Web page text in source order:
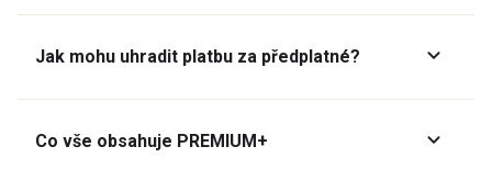
Jak mohu uhradit platbu za předplatné?
Co vše obsahuje PREMIUM+